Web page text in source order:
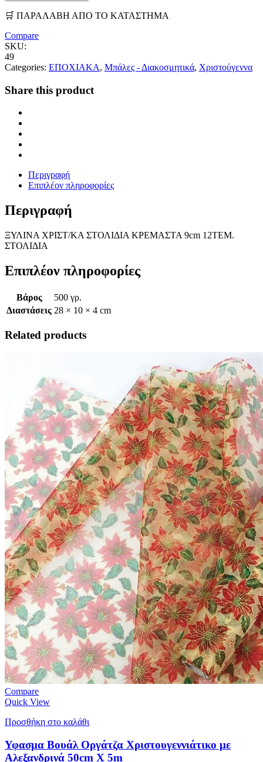
🛒 ΠΑΡΑΛΑΒΗ ΑΠΟ ΤΟ ΚΑΤΑΣΤΗΜΑ
Compare
SKU:
49
Categories: ΕΠΟΧΙΑΚΑ, Μπάλες - Διακοσμητικά, Χριστούγεννα
Share this product
Περιγραφή
Επιπλέον πληροφορίες
Περιγραφή
ΞΥΛΙΝΑ ΧΡΙΣΤ/ΚΑ ΣΤΟΛΙΔΙΑ ΚΡΕΜΑΣΤΑ 9cm 12ΤΕΜ.
ΣΤΟΛΙΔΙΑ
Επιπλέον πληροφορίες
Βάρος
500 γρ.
Διαστάσεις 28 × 10 × 4 cm
Related products
Compare
Quick View
Προσθήκη στο καλάθι
Υφασμα Βουάλ Οργάτζα Χριστουγεννιάτικο με
Αλεξανδρινά 50cm X 5m